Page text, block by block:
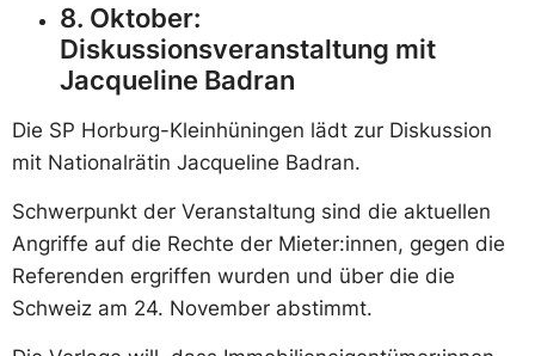
8. Oktober:
Diskussionsveranstaltung mit
Jacqueline Badran
Die SP Horburg-Kleinhüningen lädt zur Diskussion
mit Nationalrätin Jacqueline Badran.
Schwerpunkt der Veranstaltung sind die aktuellen
Angriffe auf die Rechte der Mieter:innen, gegen die
Referenden ergriffen wurden und über die die
Schweiz am 24. November abstimmt.